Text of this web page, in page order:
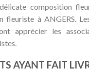
composition
fleuriste à ANGERS.
apprécier les
AYANT FAIT